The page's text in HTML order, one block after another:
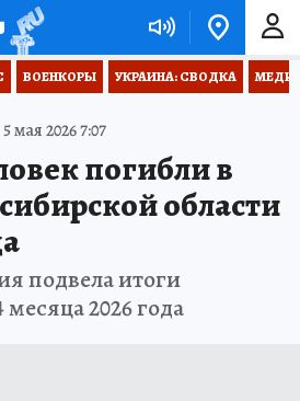
ВОЕНКОРЫ УКРАИНА: СВОДКА
5 мая 2026 7:07
погибли в
области
подвела итоги
2026 года